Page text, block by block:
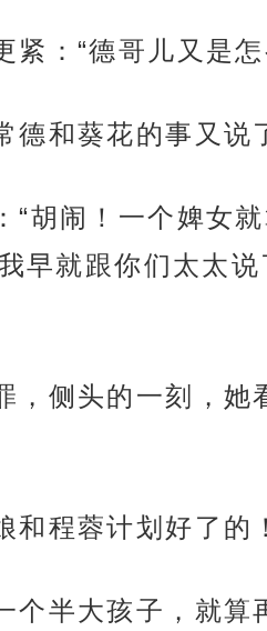
：“德哥儿又是怎
和葵花的事又说
胡闹！一个婢女
早就跟你们太太
侧头的一刻，她
程蓉计划好了的！
半大孩子，就算